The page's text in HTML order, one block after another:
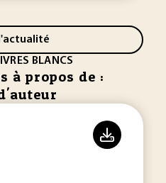
BLANCS
à propos de :